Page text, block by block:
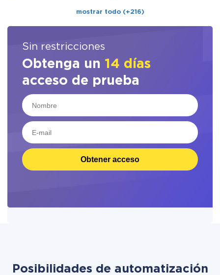
mostrar todo (+216)
Sin restricciones
Obtenga un 14 días
acceso de prueba
Obtener acceso
Posibilidades de automatización